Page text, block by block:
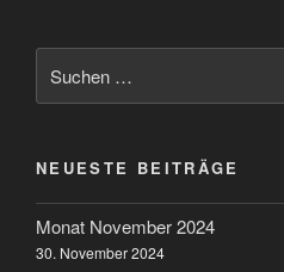
nach:
NEUESTE BEITRÄGE
Monat November 2024
30. November 2024